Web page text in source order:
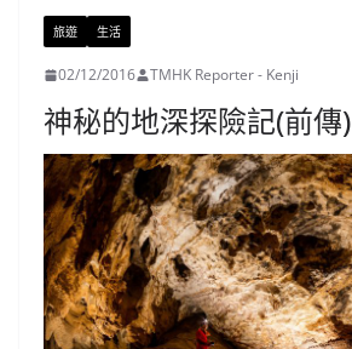
旅遊 生活
02/12/2016 TMHK Reporter - Kenji
神秘的地深探險記(前傳)